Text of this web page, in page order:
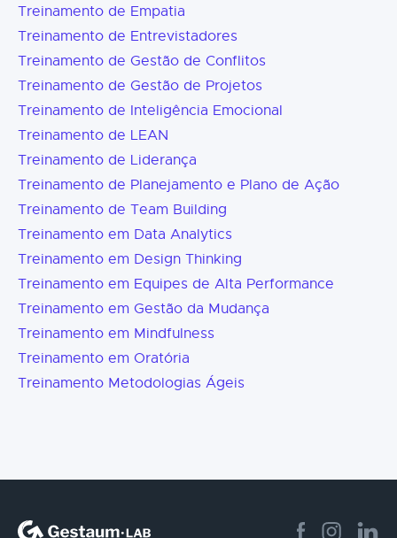
Treinamento de Empatia
Treinamento de Entrevistadores
Treinamento de Gestão de Conflitos
Treinamento de Gestão de Projetos
Treinamento de Inteligência Emocional
Treinamento de LEAN
Treinamento de Liderança
Treinamento de Planejamento e Plano de Ação
Treinamento de Team Building
Treinamento em Data Analytics
Treinamento em Design Thinking
Treinamento em Equipes de Alta Performance
Treinamento em Gestão da Mudança
Treinamento em Mindfulness
Treinamento em Oratória
Treinamento Metodologias Ágeis